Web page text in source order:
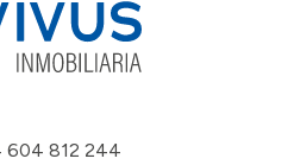
604 812 244